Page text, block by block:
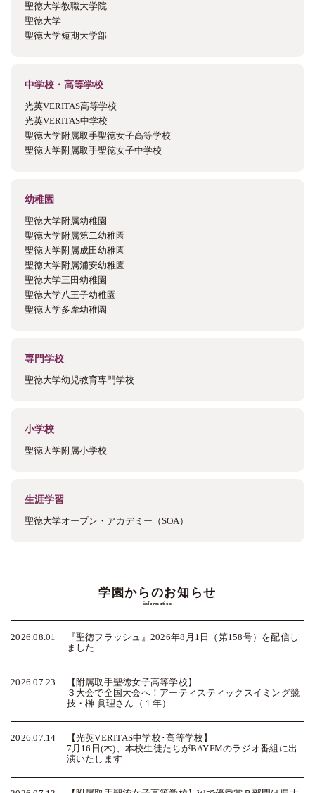
聖徳大学教職大学院
聖徳大学
聖徳大学短期大学部
中学校・高等学校
光英VERITAS高等学校
光英VERITAS中学校
聖徳大学附属取手聖徳女子高等学校
聖徳大学附属取手聖徳女子中学校
幼稚園
聖徳大学附属幼稚園
聖徳大学附属第二幼稚園
聖徳大学附属成田幼稚園
聖徳大学附属浦安幼稚園
聖徳大学三田幼稚園
聖徳大学八王子幼稚園
聖徳大学多摩幼稚園
専門学校
聖徳大学幼児教育専門学校
小学校
聖徳大学附属小学校
生涯学習
聖徳大学オープン・アカデミー （SOA）
学園からのお知らせ
information
2026.08.01
『聖徳フラッシュ』2026年8月1日（第158号）を配信し
ました
2026.07.23
【附属取手聖徳女子高等学校】
３大会で全国大会へ！ アーティスティックスイミング競
技・榊 眞理さん（１年）
2026.07.14
【光英VERITAS中学校･高等学校】
7月16日(木)、本校生徒たちがBAYFMのラジオ番組に出
演いたします